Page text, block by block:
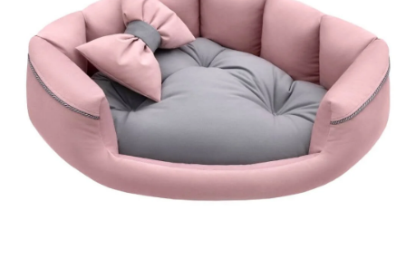
PRE VTÁKY
DARČEKOVÝ POUKAZ
Náš príbeh od začiatku Doprava
Blog
Hodnotenie obchodu
Obchodné podmienky
Vrátenie, výmena tovaru
Pravidlá súťaží na Facebooku